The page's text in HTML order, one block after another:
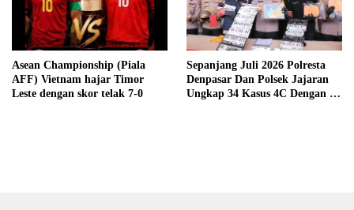
Asean Championship (Piala
AFF) Vietnam hajar Timor
Leste dengan skor telak 7-0
Sepanjang Juli 2026 Polresta
Denpasar Dan Polsek Jajaran
Ungkap 34 Kasus 4C Dengan 42